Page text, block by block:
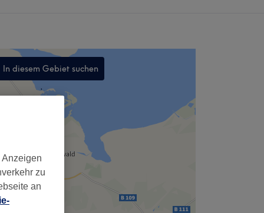
In diesem Gebiet suchen
,
zu
an